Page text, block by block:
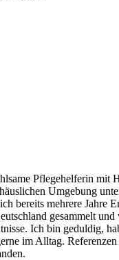
Pflegehelferin mit
Umgebung
bereits mehrere Jahre
gesammelt und
Ich bin geduldig,
im Alltag. Referenzen